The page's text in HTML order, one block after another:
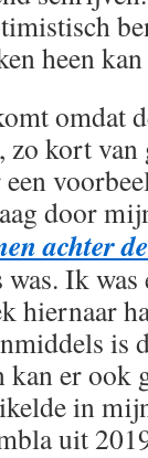
heen
omdat
zo kort
door
achter
Ik
hiernaar
is
kan er ook
in
uit